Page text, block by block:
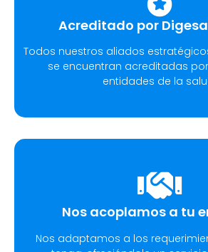
Acreditado por
Todos nuestros aliados
se encuentran acreditadas
entidades de la
Nos acoplamos a tu
Nos adaptamos a los